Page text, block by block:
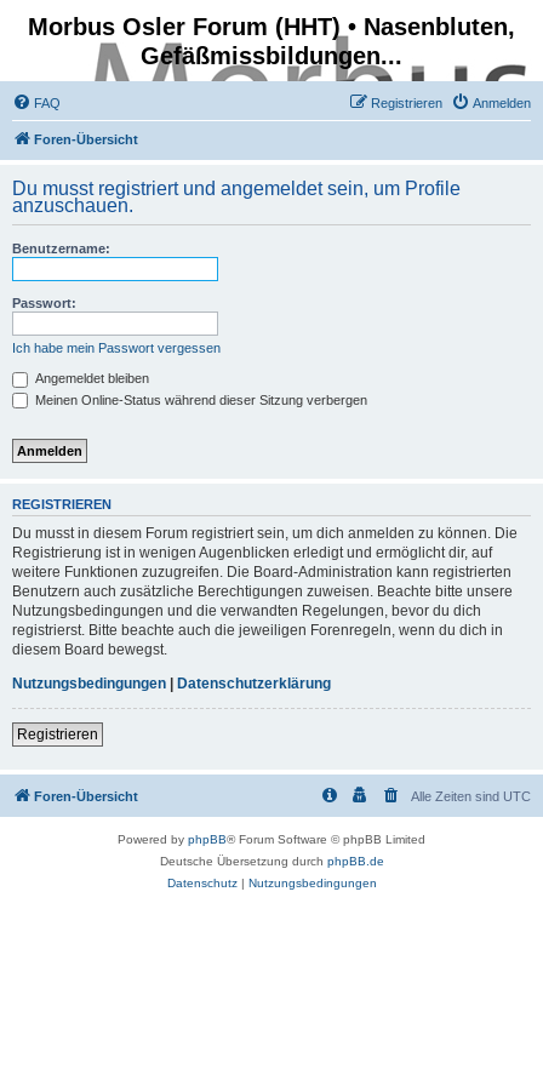
Morbus Osler Forum (HHT) • Nasenbluten,
Gefäßmissbildungen...
FAQ Anmelden
Registrieren
Foren-Übersicht
Du musst registriert und angemeldet sein, um Profile
anzuschauen.
Benutzername:
Passwort:
Ich habe mein Passwort vergessen
Angemeldet bleiben
Meinen Online-Status während dieser Sitzung verbergen
REGISTRIEREN
Du musst in diesem Forum registriert sein, um dich anmelden zu können. Die
Registrierung ist in wenigen Augenblicken erledigt und ermöglicht dir, auf
weitere Funktionen zuzugreifen. Die Board-Administration kann registrierten
Benutzern auch zusätzliche Berechtigungen zuweisen. Beachte bitte unsere
Nutzungsbedingungen und die verwandten Regelungen, bevor du dich
registrierst. Bitte beachte auch die jeweiligen Forenregeln, wenn du dich in
diesem Board bewegst.
Nutzungsbedingungen | Datenschutzerklärung
Registrieren
Foren-Übersicht Alle Zeiten sind UTC
Powered by phpBB® Forum Software © phpBB Limited
Deutsche Übersetzung durch phpBB.de
Datenschutz| Nutzungsbedingungen